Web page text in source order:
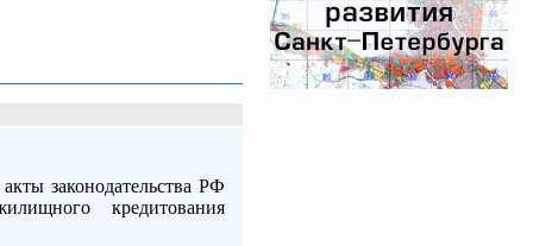
законодательства РФ
кредитования